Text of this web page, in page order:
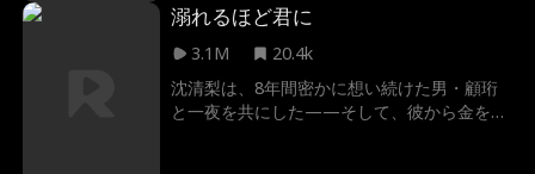
族への最大の裏切りか。それとも、これが彼
女が生き残るための唯一の道なのか——
溺れるほど君に
3.1M
20.4k
沈清梨は、8年間密かに想い続けた男・顧珩
と一夜を共にした——そして、彼から金を渡